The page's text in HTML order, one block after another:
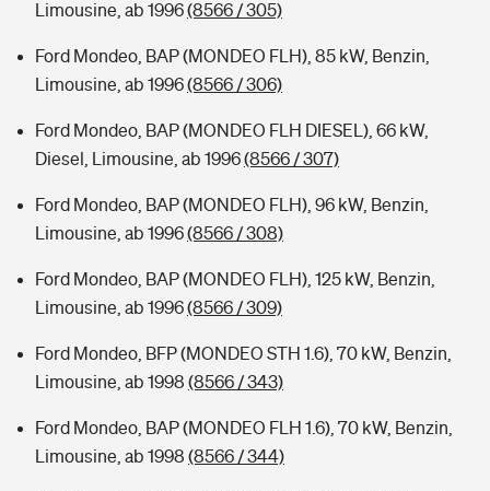
Limousine, ab 1996(8566 / 305)
Ford Mondeo, BAP (MONDEO FLH), 85 kW, Benzin,
Limousine, ab 1996(8566 / 306)
Ford Mondeo, BAP (MONDEO FLH DIESEL), 66 kW,
Diesel, Limousine, ab 1996(8566 / 307)
Ford Mondeo, BAP (MONDEO FLH), 96 kW, Benzin,
Limousine, ab 1996(8566 / 308)
Ford Mondeo, BAP (MONDEO FLH), 125 kW, Benzin,
Limousine, ab 1996(8566 / 309)
Ford Mondeo, BFP (MONDEO STH 1.6), 70 kW, Benzin,
Limousine, ab 1998 (8566 / 343)
Ford Mondeo, BAP (MONDEO FLH 1.6), 70 kW, Benzin,
Limousine, ab 1998 (8566 / 344)